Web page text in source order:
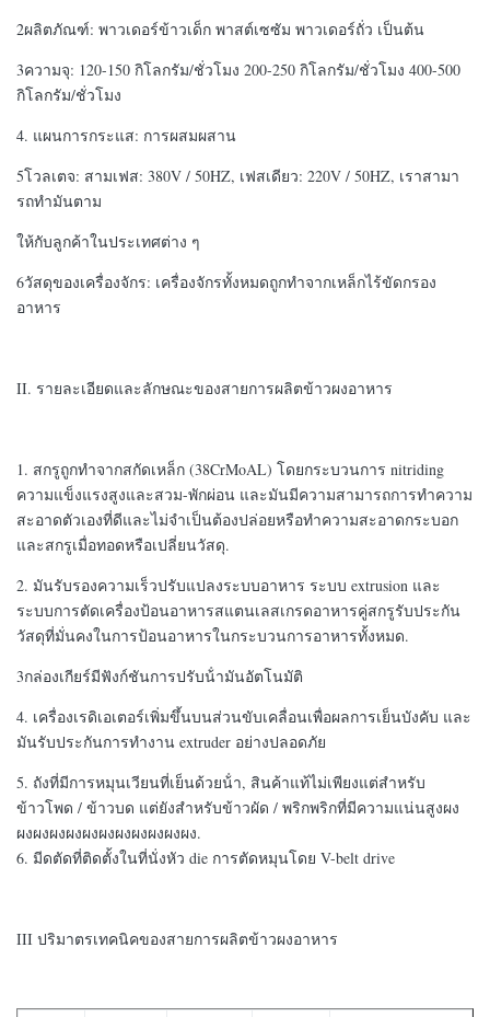
2ผลิตภัณฑ์: พาวเดอร์ข้าวเด็ก พาสต์เซซัม พาวเดอร์ถั่ว เป็นต้น
3ความจุ: 120-150 กิโลกรัม/ชั่วโมง 200-250 กิโลกรัม/ชั่วโมง 400-500
กิโลกรัม/ชั่วโมง
4. แผนการกระแส: การผสมผสาน
5โวลเตจ: สามเฟส: 380V / 50HZ, เฟสเดียว: 220V / 50HZ, เราสามา
รถทํามันตาม
ให้กับลูกค้าในประเทศต่าง ๆ
6วัสดุของเครื่องจักร: เครื่องจักรทั้งหมดถูกทําจากเหล็กไร้ขัดกรอง
อาหาร
II. รายละเอียดและลักษณะของสายการผลิตข้าวผงอาหาร
1. สกรูถูกทําจากสกัดเหล็ก (38CrMoAL) โดยกระบวนการ nitriding
ความแข็งแรงสูงและสวม-พักผ่อน และมันมีความสามารถการทําความ
สะอาดตัวเองที่ดีและไม่จําเป็นต้องปล่อยหรือทําความสะอาดกระบอก
และสกรูเมื่อทอดหรือเปลี่ยนวัสดุ.
2. มันรับรองความเร็วปรับแปลงระบบอาหาร ระบบ extrusion และ
ระบบการตัดเครื่องป้อนอาหารสแตนเลสเกรดอาหารคู่สกรูรับประกัน
วัสดุที่มั่นคงในการป้อนอาหารในกระบวนการอาหารทั้งหมด.
3กล่องเกียร์มีฟังก์ชันการปรับน้ํามันอัตโนมัติ
4. เครื่องเรดิเอเตอร์เพิ่มขึ้นบนส่วนขับเคลื่อนเพื่อผลการเย็นบังคับ และ
มันรับประกันการทํางาน extruder อย่างปลอดภัย
5. ถังที่มีการหมุนเวียนที่เย็นด้วยน้ํา, สินค้าแท้ไม่เพียงแต่สําหรับ
ข้าวโพด / ข้าวบด แต่ยังสําหรับข้าวผัด / พริกพริกที่มีความแน่นสูงผง
ผงผงผงผงผงผงผงผงผงผงผง.
6. มีดตัดที่ติดตั้งในที่นั่งหัว die การตัดหมุนโดย V-belt drive
III ปริมาตรเทคนิคของสายการผลิตข้าวผงอาหาร